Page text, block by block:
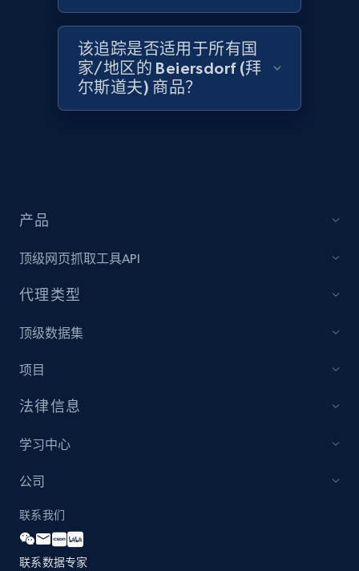
Sku, Product id, Product name, Manufacturer,
and more.
2.1K+ 353+ 立即开始
Sku, Product id, Product name, Manufacturer,
Reviews count shop, Reviews count item, Initial
price, and more.
Etsy - Collect data on products using
specified keywords
该追踪是否适用于所有国
家/地区的 Beiersdorf (拜
尔斯道夫) 商品？
产品
顶级网页抓取工具API
代理类型
顶级数据集
项目
法律信息
学习中心
公司
联系我们
联系数据专家